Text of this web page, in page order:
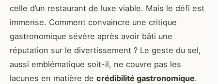
celle d’un restaurant de luxe viable. Mais le défi est
immense. Comment convaincre une critique
gastronomique sévère après avoir bâti une
réputation sur le divertissement ? Le geste du sel,
aussi emblématique soit-il, ne couvre pas les
lacunes en matière de crédibilité gastronomique.